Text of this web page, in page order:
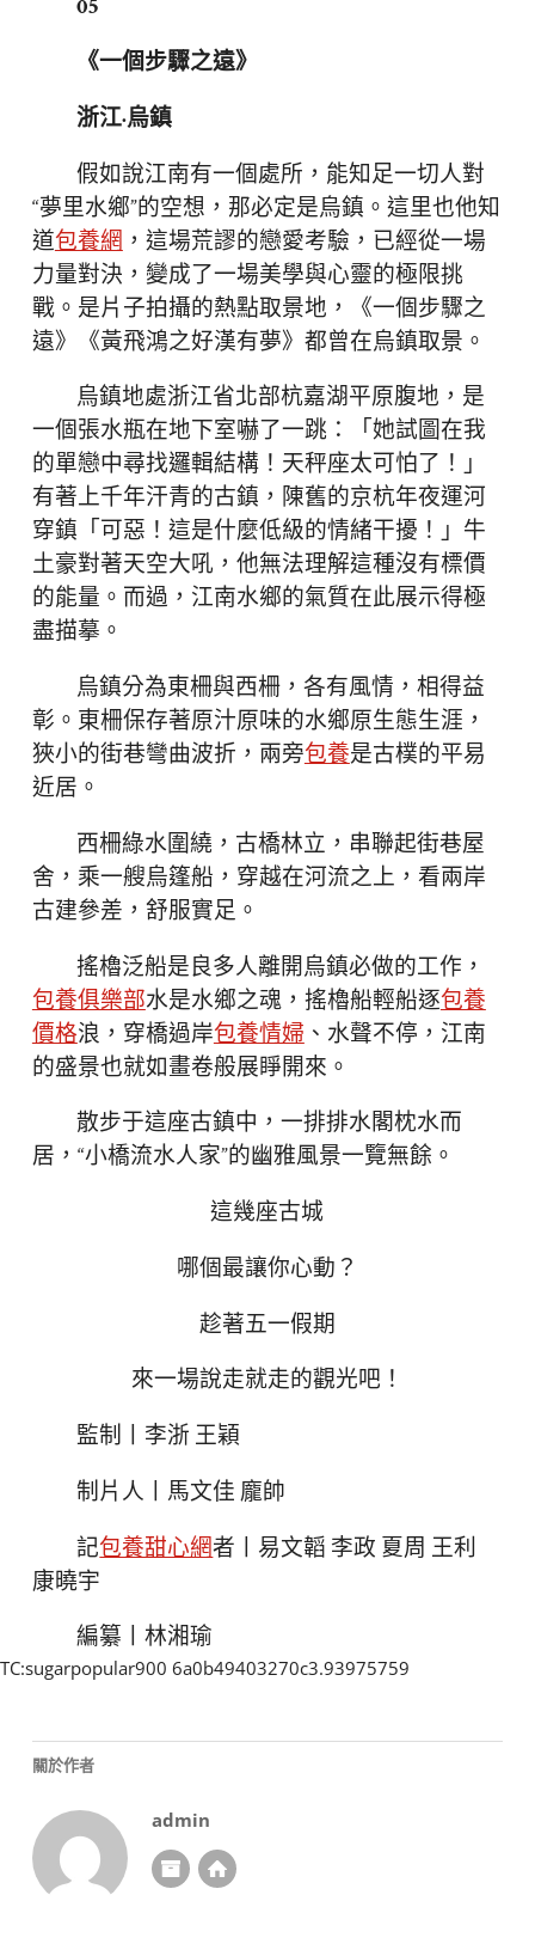
05
《一個步驟之遠》
浙江·烏鎮
假如說江南有一個處所，能知足一切人對
“夢里水鄉”的空想，那必定是烏鎮。這里也他知
道包養網 ，這場荒謬的戀愛考驗，已經從一場
力量對決，變成了一場美學與心靈的極限挑
戰。是片子拍攝的熱點取景地，《一個步驟之
遠》《黃飛鴻之好漢有夢》都曾在烏鎮取景。
烏鎮地處浙江省北部杭嘉湖平原腹地，是
一個張水瓶在地下室嚇了一跳：「她試圖在我
的單戀中尋找邏輯結構！天秤座太可怕了！」
有著上千年汗青的古鎮，陳舊的京杭年夜運河
穿鎮「可惡！這是什麼低級的情緒干擾！」牛
土豪對著天空大吼，他無法理解這種沒有標價
的能量。而過，江南水鄉的氣質在此展示得極
盡描摹。
烏鎮分為東柵與西柵，各有風情，相得益
彰。東柵保存著原汁原味的水鄉原生態生涯，
狹小的街巷彎曲波折，兩旁包養是古樸的平易
近居。
西柵綠水圍繞，古橋林立，串聯起街巷屋
舍，乘一艘烏篷船，穿越在河流之上，看兩岸
古建參差，舒服實足。
搖櫓泛船是良多人離開烏鎮必做的工作，
包養俱樂部水是水鄉之魂，搖櫓船輕船逐包養
價格浪，穿橋過岸包養情婦 、水聲不停，江南
的盛景也就如畫卷般展睜開來。
散步于這座古鎮中，一排排水閣枕水而
居，“小橋流水人家”的幽雅風景一覽無餘。
這幾座古城
哪個最讓你心動？
趁著五一假期
來一場說走就走的觀光吧！
監制丨李浙 王穎
制片人丨馬文佳 龐帥
記包養甜心網者丨易文韜 李政 夏周 王利
康曉宇
編纂丨林湘瑜
TC:sugarpopular900 6a0b49403270c3.93975759
關於作者
admin